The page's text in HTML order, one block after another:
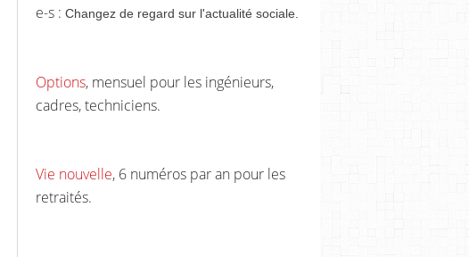
e-s : Changez de regard sur l'actualité sociale.
Options, mensuel pour les ingénieurs,
cadres, techniciens.
Vie nouvelle, 6 numéros par an pour les
retraités.